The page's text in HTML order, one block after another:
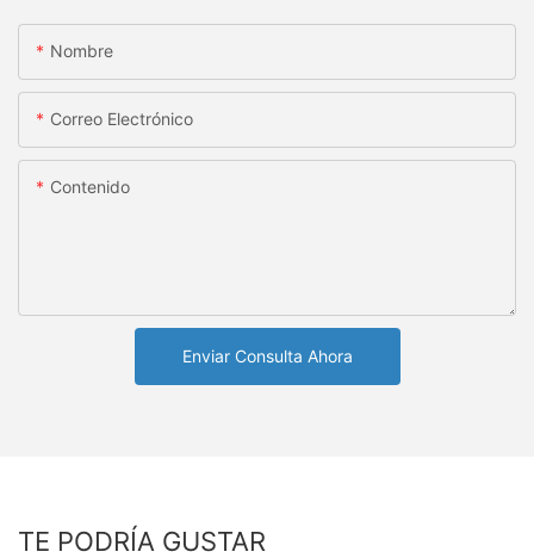
Nombre
Correo Electrónico
Contenido
Enviar Consulta Ahora
TE PODRÍA GUSTAR